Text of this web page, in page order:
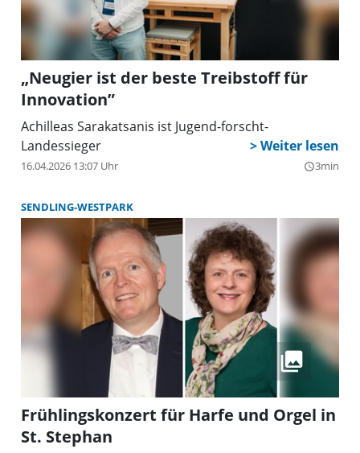
„Neugier ist der beste Treibstoff für
Innovation”
Achilleas Sarakatsanis ist Jugend-forscht-
Landessieger
16.04.2026 13:07 Uhr query_builder3min
SENDLING-WESTPARK
Frühlingskonzert für Harfe und Orgel in
St. Stephan